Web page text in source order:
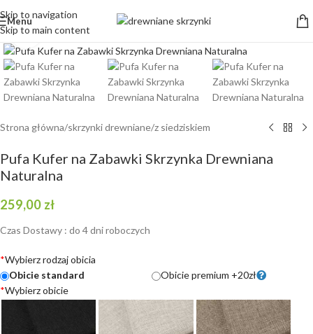
Skip to navigation
Skip to main content
Menu
Kliknij aby powiększyć
Strona główna/skrzynki drewniane/z siedziskiem
Pufa Kufer na Zabawki Skrzynka Drewniana
Naturalna
259,00 zł
Czas Dostawy : do 4 dni roboczych
*Wybierz rodzaj obicia
Obicie standard
Obicie premium +20zł
*Wybierz obicie